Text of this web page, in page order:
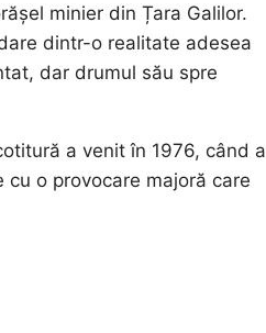
minier din Țara Galilor.
dintr-o realitate adesea
dar drumul său spre
a venit în 1976, când a
o provocare majoră care